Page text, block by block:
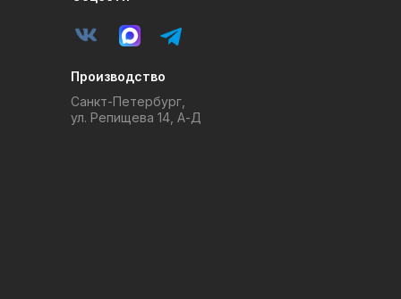
Производство
Санкт-Петербург,
ул. Репищева 14, А-Д